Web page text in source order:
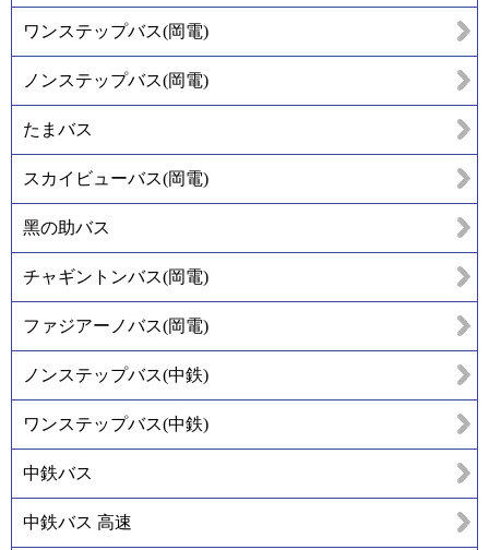
ワンステップバス(岡電)
ノンステップバス(岡電)
たまバス
スカイビューバス(岡電)
黑の助バス
チャギントンバス(岡電)
ファジアーノバス(岡電)
ノンステップバス(中鉄)
ワンステップバス(中鉄)
中鉄バス
中鉄バス 高速